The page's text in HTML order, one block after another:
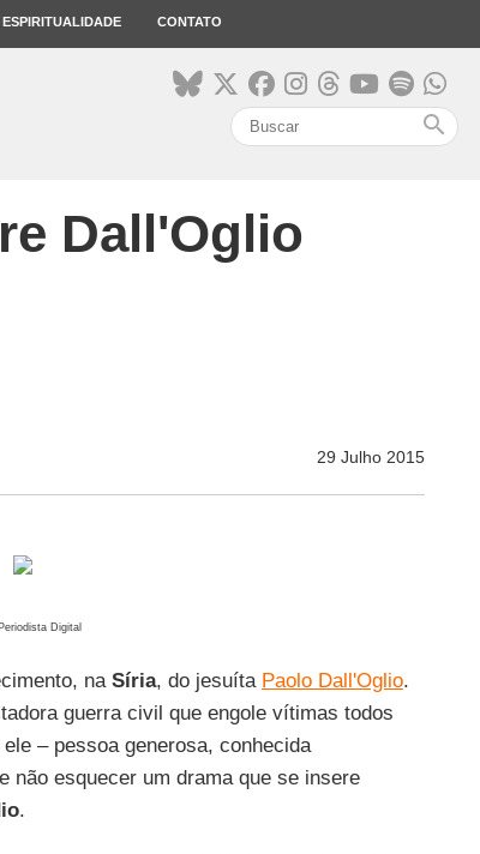
ESPIRITUALIDADE CONTATO
search
Dall'Oglio
29 Julho 2015
Digital
na Síria, do jesuíta Paolo Dall'Oglio.
guerra civil que engole vítimas todos
– pessoa generosa, conhecida
não esquecer um drama que se insere
.